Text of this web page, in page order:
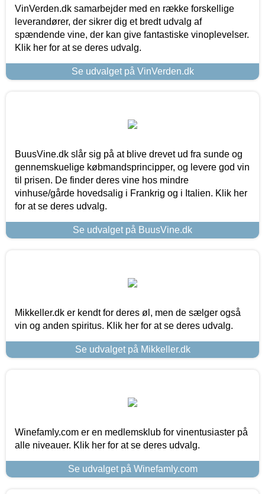
VinVerden.dk samarbejder med en række forskellige
leverandører, der sikrer dig et bredt udvalg af
spændende vine, der kan give fantastiske vinoplevelser.
Klik her for at se deres udvalg.
Se udvalget på VinVerden.dk
BuusVine.dk slår sig på at blive drevet ud fra sunde og
gennemskuelige købmandsprincipper, og levere god vin
til prisen. De finder deres vine hos mindre
vinhuse/gårde hovedsalig i Frankrig og i Italien. Klik her
for at se deres udvalg.
Se udvalget på BuusVine.dk
Mikkeller.dk er kendt for deres øl, men de sælger også
vin og anden spiritus. Klik her for at se deres udvalg.
Se udvalget på Mikkeller.dk
Winefamly.com er en medlemsklub for vinentusiaster på
alle niveauer. Klik her for at se deres udvalg.
Se udvalget på Winefamly.com